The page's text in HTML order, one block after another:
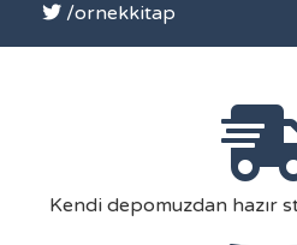
/ornekkitap
Kendi depomuzdan hazır